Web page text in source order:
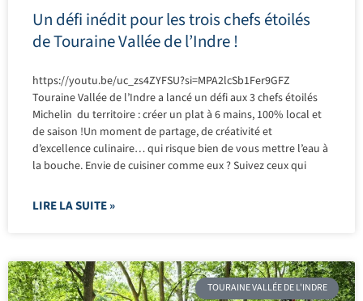
Un défi inédit pour les trois chefs étoilés
de Touraine Vallée de l’Indre !
https://youtu.be/uc_zs4ZYFSU?si=MPA2lcSb1Fer9GFZ
Touraine Vallée de l’Indre a lancé un défi aux 3 chefs étoilés
Michelin du territoire : créer un plat à 6 mains, 100% local et
de saison !Un moment de partage, de créativité et
d’excellence culinaire… qui risque bien de vous mettre l’eau à
la bouche. Envie de cuisiner comme eux ? Suivez ceux qui
LIRE LA SUITE »
TOURAINE VALLÉE DE L'INDRE